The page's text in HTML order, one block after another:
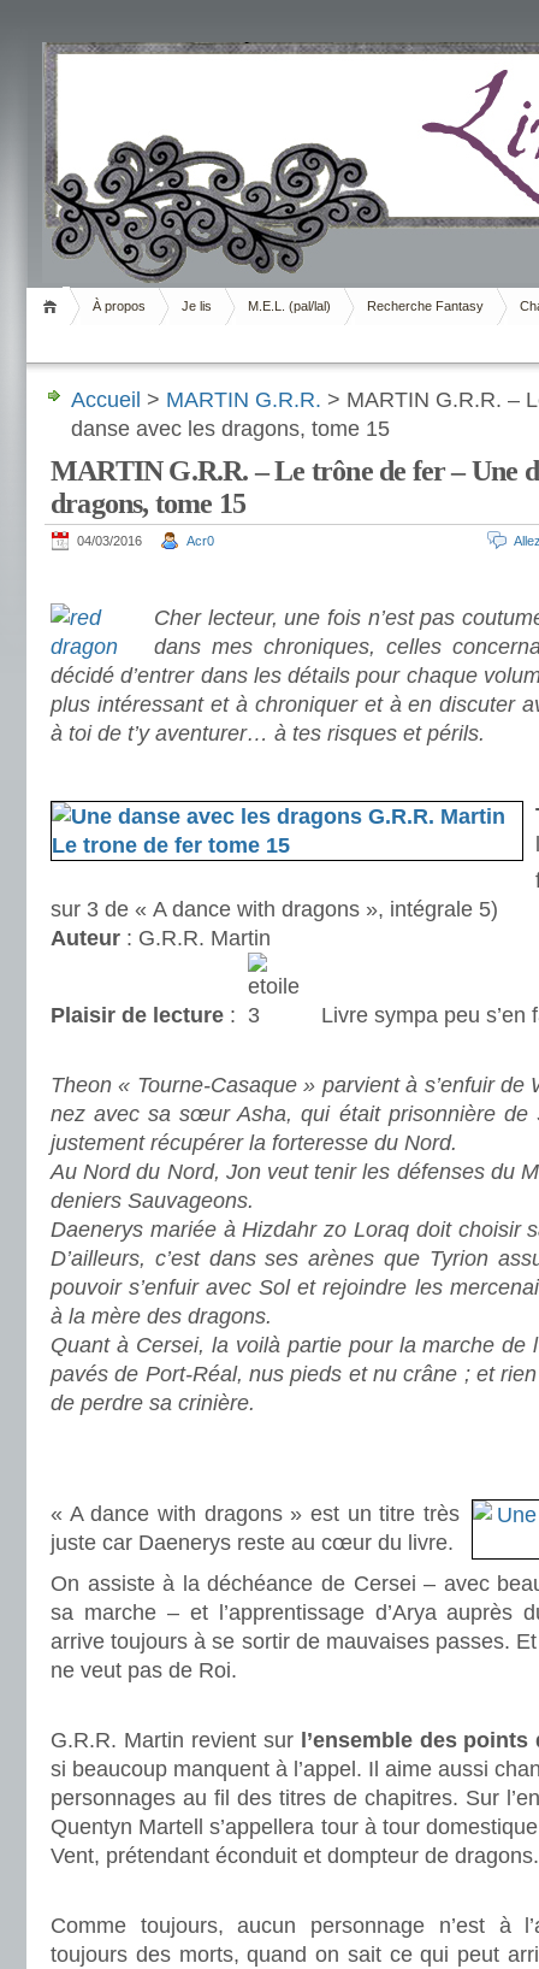
Livrement
À propos Je lis M.E.L. (pal/lal) Recherche Fantasy
Accueil > MARTIN G.R.R. > MARTIN G.R.R. –
danse avec les dragons, tome 15
MARTIN G.R.R. – Le trône de fer – Une
dragons, tome 15
04/03/2016 Acr0
Cher lecteur, une fois n’est pas
dans mes chroniques, celles
décidé d’entrer dans les détails pour chaque
plus intéressant et à chroniquer et à en discuter
à toi de t’y aventurer… à tes risques et périls.
sur 3 de « A dance with dragons », intégrale 5)
Auteur : G.R.R. Martin
Plaisir de lecture :
Livre sympa peu s’en
Theon « Tourne-Casaque » parvient à s’enfuir de
nez avec sa sœur Asha, qui était prisonnière de
justement récupérer la forteresse du Nord.
Au Nord du Nord, Jon veut tenir les défenses du
deniers Sauvageons.
Daenerys mariée à Hizdahr zo Loraq doit choisir
D’ailleurs, c’est dans ses arènes que Tyrion
pouvoir s’enfuir avec Sol et rejoindre les
à la mère des dragons.
Quant à Cersei, la voilà partie pour la marche de
pavés de Port-Réal, nus pieds et nu crâne ; et
de perdre sa crinière.
« A dance with dragons » est un titre très
juste car Daenerys reste au cœur du livre.
On assiste à la déchéance de Cersei – avec
sa marche – et l’apprentissage d’Arya auprès
arrive toujours à se sortir de mauvaises passes.
ne veut pas de Roi.
G.R.R. Martin revient sur l’ensemble des
si beaucoup manquent à l’appel. Il aime aussi
personnages au fil des titres de chapitres. Sur
Quentyn Martell s’appellera tour à tour
Vent, prétendant éconduit et dompteur de dragons.
Comme toujours, aucun personnage n’est à
toujours des morts, quand on sait ce qui peut